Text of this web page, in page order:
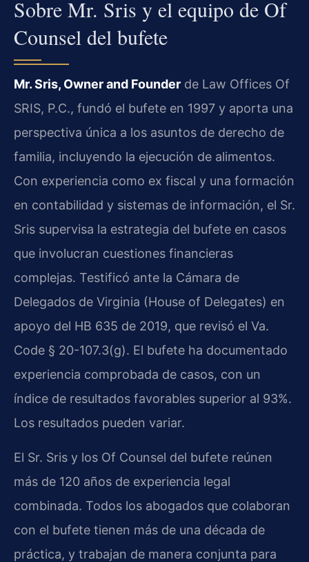
Sobre Mr. Sris y el equipo de Of
Counsel del bufete
Mr. Sris, Owner and Founder de Law Offices Of
SRIS, P.C., fundó el bufete en 1997 y aporta una
perspectiva única a los asuntos de derecho de
familia, incluyendo la ejecución de alimentos.
Con experiencia como ex fiscal y una formación
en contabilidad y sistemas de información, el Sr.
Sris supervisa la estrategia del bufete en casos
que involucran cuestiones financieras
complejas. Testificó ante la Cámara de
Delegados de Virginia (House of Delegates) en
apoyo del HB 635 de 2019, que revisó el Va.
Code § 20-107.3(g). El bufete ha documentado
experiencia comprobada de casos, con un
índice de resultados favorables superior al 93%.
Los resultados pueden variar.
El Sr. Sris y los Of Counsel del bufete reúnen
más de 120 años de experiencia legal
combinada. Todos los abogados que colaboran
con el bufete tienen más de una década de
práctica, y trabajan de manera conjunta para